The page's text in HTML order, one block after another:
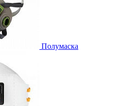
Полумаска